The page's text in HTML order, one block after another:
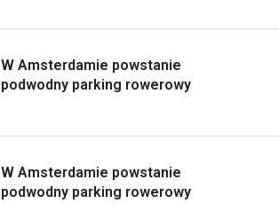
W Amsterdamie powstanie
podwodny parking rowerowy
W Amsterdamie powstanie
podwodny parking rowerowy